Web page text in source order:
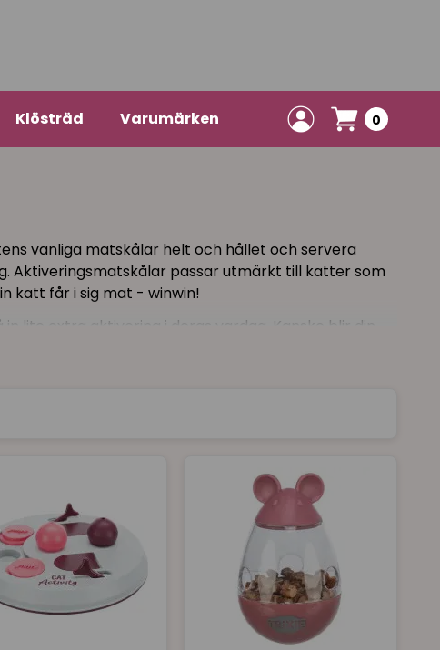
Klösträd Varumärken 0
vanliga matskålar helt och hållet och servera
Aktiveringsmatskålar passar utmärkt till katter som
katt får i sig mat - winwin!
extra aktivering i deras vardag. Kanske blir din
kan en matskål med aktivering ge ett
gillar att ha lite olika varianter hemma, vilket
bollar för torrfoder.